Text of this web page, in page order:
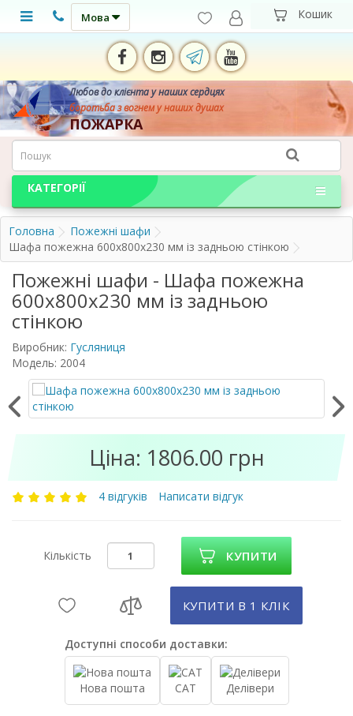
Мова
Любов до клієнта у наших сердцях
боротьба з вогнем у наших душах
ПОЖАРКА
КАТЕГОРІЇ
Головна
Пожежні шафи
Шафа пожежна 600х800х230 мм із задньою стінкою
Пожежні шафи - Шафа пожежна
600х800х230 мм із задньою
стінкою
Виробник: Гусляниця
Модель: 2004
Ціна: 1806.00 грн
4 відгуків Написати відгук
Кількість КУПИТИ
КУПИТИ В 1 КЛIК
Доступні способи доставки:
Нова пошта САТ Делівери